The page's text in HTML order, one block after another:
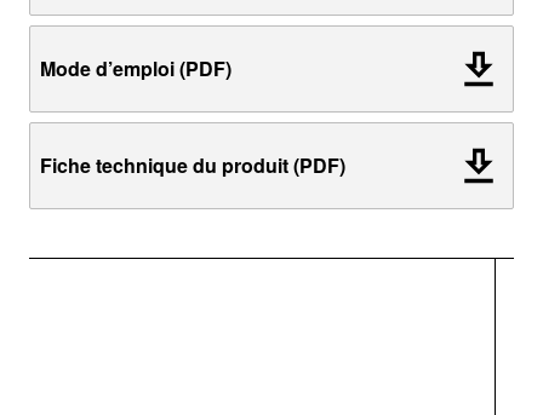
Mode d’emploi (PDF)
Fiche technique du produit (PDF)